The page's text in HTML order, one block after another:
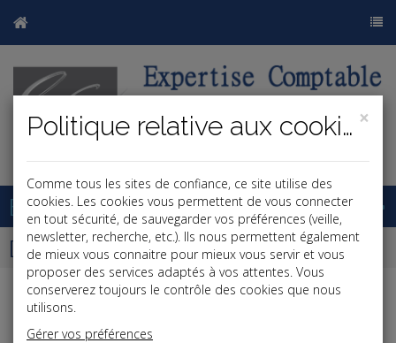
Base documentaire
Dépêches
Liste des dernières dépêches
×
Politique relative aux cookies
Comme tous les sites de confiance, ce site utilise des
cookies. Les cookies vous permettent de vous connecter
en tout sécurité, de sauvegarder vos préférences (veille,
newsletter, recherche, etc.). Ils nous permettent également
de mieux vous connaitre pour mieux vous servir et vous
proposer des services adaptés à vos attentes. Vous
conserverez toujours le contrôle des cookies que nous
utilisons.
Gérer vos préférences